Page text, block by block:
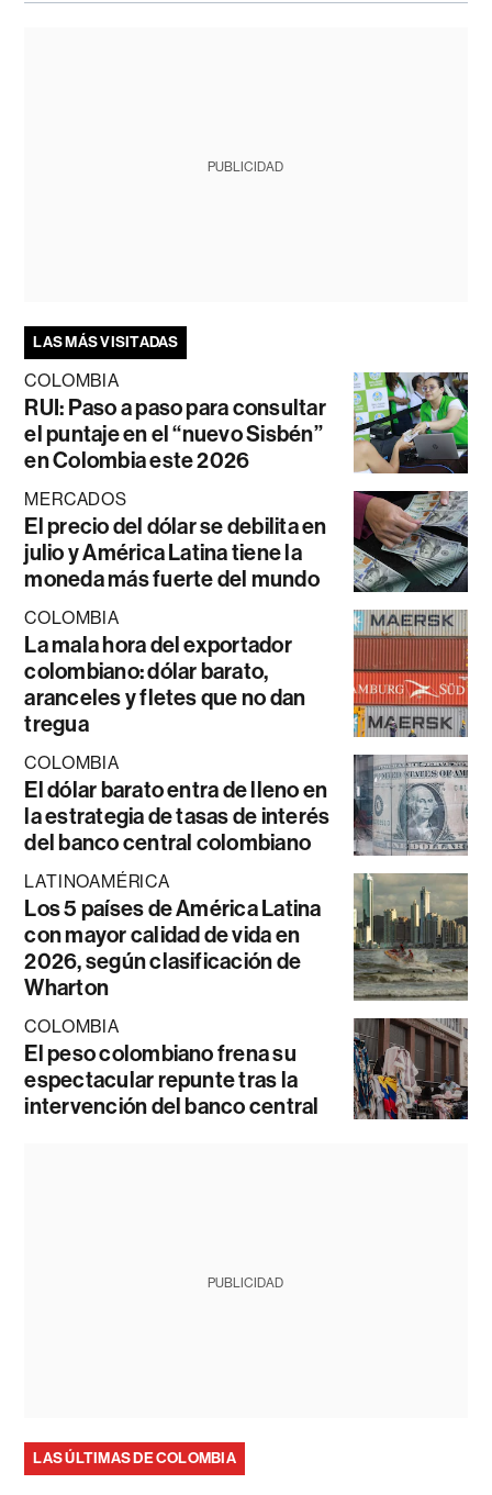
PUBLICIDAD
LAS MÁS VISITADAS
COLOMBIA
RUI: Paso a paso para consultar
el puntaje en el “nuevo Sisbén”
en Colombia este 2026
MERCADOS
El precio del dólar se debilita en
julio y América Latina tiene la
moneda más fuerte del mundo
COLOMBIA
La mala hora del exportador
colombiano: dólar barato,
aranceles y fletes que no dan
tregua
COLOMBIA
El dólar barato entra de lleno en
la estrategia de tasas de interés
del banco central colombiano
LATINOAMÉRICA
Los 5 países de América Latina
con mayor calidad de vida en
2026, según clasificación de
Wharton
COLOMBIA
El peso colombiano frena su
espectacular repunte tras la
intervención del banco central
PUBLICIDAD
LAS ÚLTIMAS DE COLOMBIA